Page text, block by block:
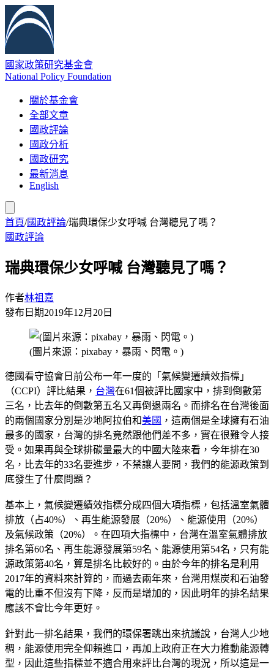
國家政策研究基金會
National Policy Foundation
關於基金會
全部文章
國政評論
國政分析
國政研究
最新消息
English
首頁/國政評論/瑞典環保少女呼喊 台灣聽見了嗎？
國政評論
瑞典環保少女呼喊 台灣聽見了嗎？
作者林祖嘉
發布日期2019年12月20日
(圖片來源：pixabay，暴雨、閃電。)
德國看守協會日前公布一年一度的「氣候變遷績效指標」
（CCPI）評比結果， 台灣在61個被評比國家中，排到倒數第
三名，比去年的倒數第五名又再倒退兩名。而排名在台灣後面
的兩個國家分別是沙地阿拉伯和美國 ，這兩個是全球擁有石油
最多的國家，台灣的排名竟然跟他們差不多，實在很難令人接
受。如果再與全球排碳量最大的中國大陸來看，今年排在30
名，比去年的33名要進步，不禁讓人要問，我們的能源政策到
底發生了什麼問題？
基本上，氣候變遷績效指標分成四個大項指標，包括溫室氣體
排放（占40%）、再生能源發展（20%）、能源使用（20%）
及氣候政策（20%）。在四項大指標中，台灣在溫室氣體排放
排名第60名、再生能源發展第59名、能源使用第54名，只有能
源政策第40名，算是排名比較好的。由於今年的排名是利用
2017年的資料來計算的，而過去兩年來，台灣用煤炭和石油發
電的比重不但沒有下降，反而是增加的，因此明年的排名結果
應該不會比今年更好。
針對此一排名結果，我們的環保署跳出來抗議說，台灣人少地
稠，能源使用完全仰賴進口，再加上政府正在大力推動能源轉
型，因此這些指標並不適合用來評比台灣的現況，所以這是一